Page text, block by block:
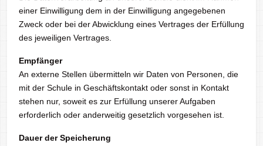
einer Einwilligung dem in der Einwilligung angegebenen
Zweck oder bei der Abwicklung eines Vertrages der Erfüllung
des jeweiligen Vertrages.
Empfänger
An externe Stellen übermitteln wir Daten von Personen, die
mit der Schule in Geschäftskontakt oder sonst in Kontakt
stehen nur, soweit es zur Erfüllung unserer Aufgaben
erforderlich oder anderweitig gesetzlich vorgesehen ist.
Dauer der Speicherung